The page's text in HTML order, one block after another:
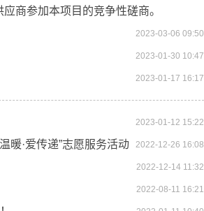
商参加本项目的竞争性磋商。
2023-03-06 09:50
2023-01-30 10:47
2023-01-17 16:17
2023-01-12 15:22
暖·爱传递”志愿服务活动 2022-12-26 16:08
2022-12-14 11:32
2022-08-11 16:21